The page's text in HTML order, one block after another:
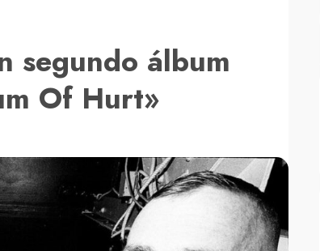
segundo álbum
Of Hurt»